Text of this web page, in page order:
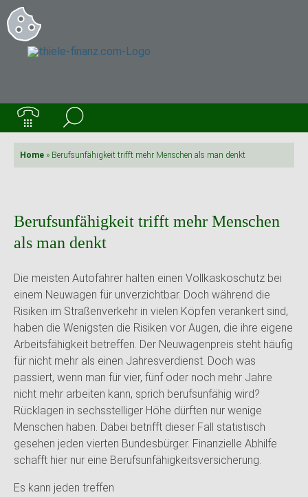
Home » Berufsunfähigkeit trifft mehr Menschen als man denkt
Berufsunfähigkeit trifft mehr Menschen
als man denkt
Die meisten Autofahrer halten einen Vollkaskoschutz bei
einem Neuwagen für unverzichtbar. Doch während die
Risiken im Straßenverkehr in vielen Köpfen verankert sind,
haben die Wenigsten die Risiken vor Augen, die ihre eigene
Arbeitsfähigkeit betreffen. Der Neuwagenpreis steht häufig
für nicht mehr als einen Jahresverdienst. Doch was
passiert, wenn man für vier, fünf oder noch mehr Jahre
nicht mehr arbeiten kann, sprich berufsunfähig wird?
Rücklagen in sechsstelliger Höhe dürften nur wenige
Menschen haben. Dabei betrifft dieser Fall statistisch
gesehen jeden vierten Bundesbürger. Finanzielle Abhilfe
schafft hier nur eine Berufsunfähigkeitsversicherung.
Es kann jeden treffen